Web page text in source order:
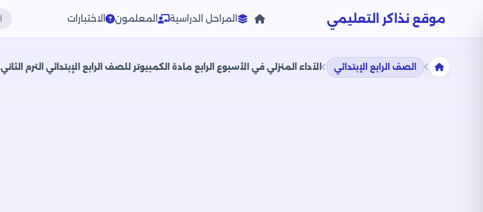
موقع نذاكر التعليمي المراحل الدراسية المعلمون الاختبارات
الصف الرابع الإبتدائي الآداء المنزلي في الأسبوع الرابع مادة الكمبيوتر للصف الرابع الإبتدائي الترم الثاني 2025 بصيغة PDF